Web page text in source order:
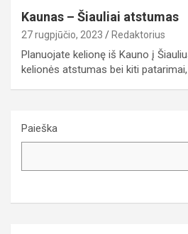
Kaunas – Šiauliai atstumas
27 rugpjūčio, 2023 Redaktorius
Planuojate kelionę iš Kauno į
kelionės atstumas bei kiti
Paieška